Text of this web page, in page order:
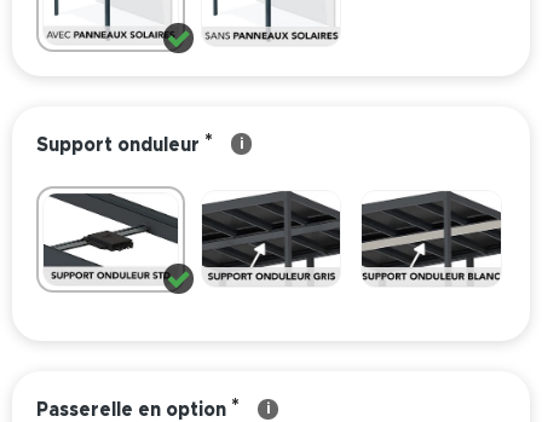
Support onduleur * i
Passerelle en option * i